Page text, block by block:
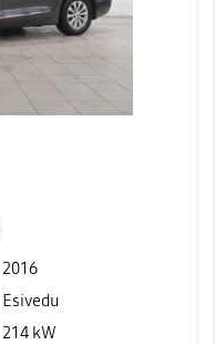
2016
Esivedu
214 kW